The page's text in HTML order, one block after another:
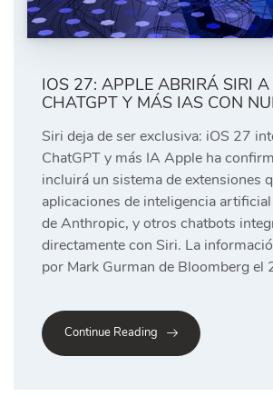
IOS 27: APPLE ABRIRÁ SIRI A
CHATGPT Y MÁS IAS CON
Siri deja de ser exclusiva: iOS 27
ChatGPT y más IA Apple ha
incluirá un sistema de extensiones
aplicaciones de inteligencia
de Anthropic, y otros chatbots
directamente con Siri. La
por Mark Gurman de Bloomberg el
Continue Reading